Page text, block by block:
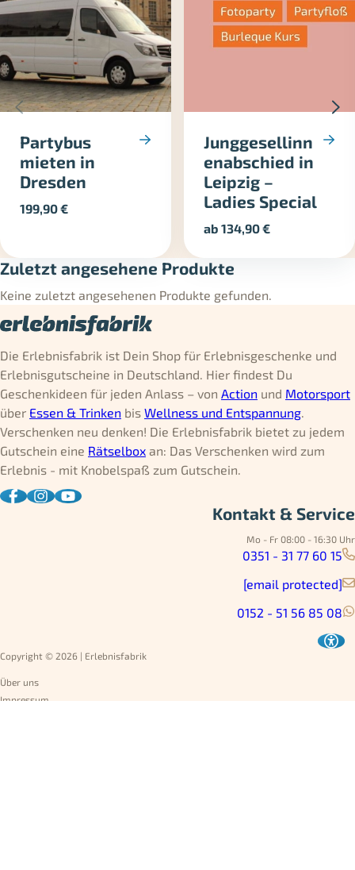
Partybus
mieten in
Dresden
199,90€
Junggesellinn
enabschied in
Leipzig –
Ladies Special
ab134,90€
Zuletzt angesehene Produkte
Keine zuletzt angesehenen Produkte gefunden.
Die Erlebnisfabrik ist Dein Shop für Erlebnisgeschenke und
Erlebnisgutscheine in Deutschland. Hier findest Du
Geschenkideen für jeden Anlass – von Action und Motorsport
über Essen & Trinken bis Wellness und Entspannung
Verschenken neu denken! Die Erlebnisfabrik bietet zu jedem
Gutschein eine Rätselbox an: Das Verschenken wird zum
Erlebnis - mit Knobelspaß zum Gutschein.
Kontakt & Service
Mo - Fr 08:00 - 16:30 Uhr
0351 - 31 77 60 15
[email protected]
0152 - 51 56 85 08
Copyright © 2026 | Erlebnisfabrik
Über uns
Impressum